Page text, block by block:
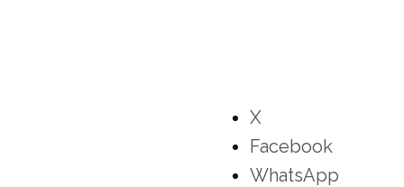
X
Facebook
WhatsApp